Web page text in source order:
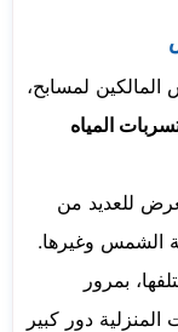
لمسابح،
المياه
للعديد من
الشمس وغيرها.
بمرور
دور كبير